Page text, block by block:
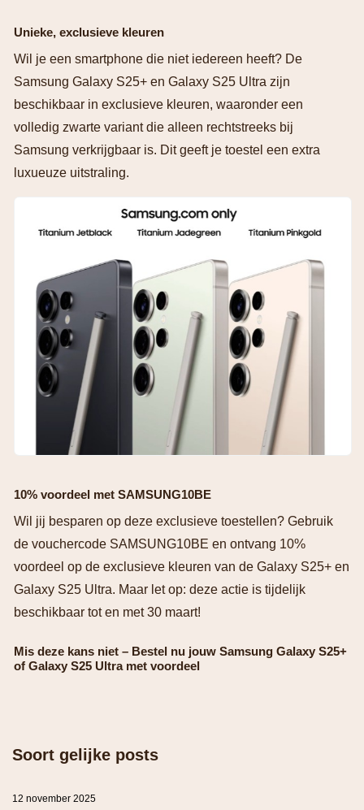
Unieke, exclusieve kleuren
Wil je een smartphone die niet iedereen heeft? De
Samsung Galaxy S25+ en Galaxy S25 Ultra zijn
beschikbaar in exclusieve kleuren, waaronder een
volledig zwarte variant die alleen rechtstreeks bij
Samsung verkrijgbaar is. Dit geeft je toestel een extra
luxueuze uitstraling.
10% voordeel met SAMSUNG10BE
Wil jij besparen op deze exclusieve toestellen? Gebruik
de vouchercode SAMSUNG10BE en ontvang 10%
voordeel op de exclusieve kleuren van de Galaxy S25+ en
Galaxy S25 Ultra. Maar let op: deze actie is tijdelijk
beschikbaar tot en met 30 maart!
Mis deze kans niet – Bestel nu jouw Samsung Galaxy S25+
of Galaxy S25 Ultra met voordeel
Soort gelijke posts
12 november 2025